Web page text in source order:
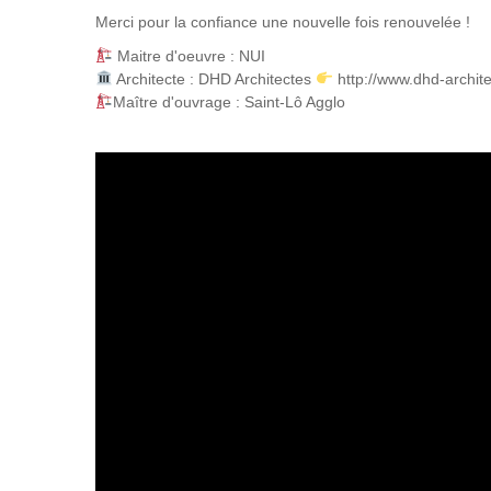
Merci pour la confiance une nouvelle fois renouvelée !
Maitre d'oeuvre : NUI
Architecte : DHD Architectes
http://www.dhd-
Maître d'ouvrage : Saint-Lô Agglo